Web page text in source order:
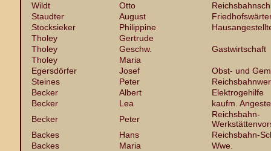
Wildt
Otto
Staudter
August
Stocksieker
Philippine
Tholey
Gertrude
Tholey
Geschw.
Gastwirtschaft
Tholey
Maria
Egersdörfer
Josef
Obst- und
Steines
Peter
Becker
Albert
Elektrogehilfe
Becker
Lea
kaufm.
Becker
Peter
Reichsbahn-
Backes
Hans
Reichsbahn-
Backes
Maria
Wwe.